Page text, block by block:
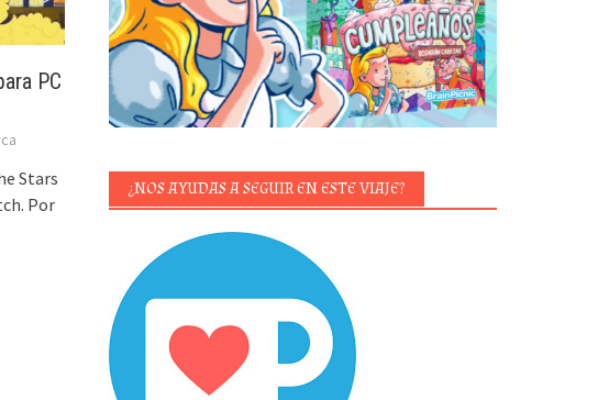
PC
Stars
Por
¿NOS AYUDAS A SEGUIR EN ESTE VIAJE?